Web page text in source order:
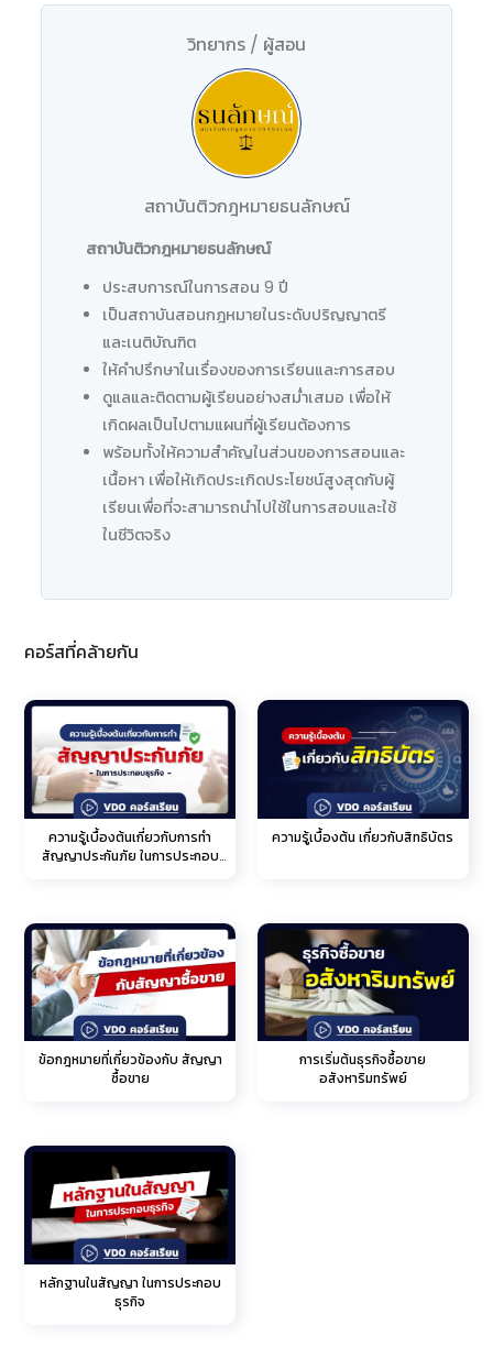
วิทยากร / ผู้สอน
สถาบันติวกฎหมายธนลักษณ์
สถาบันติวกฎหมายธนลักษณ์
ประสบการณ์ในการสอน 9 ปี
เป็นสถาบันสอนกฎหมายในระดับปริญญาตรี
และเนติบัณฑิต
ให้คำปรึกษาในเรื่องของการเรียนและการสอบ
ดูแลและติดตามผู้เรียนอย่างสม่ำเสมอ เพื่อให้
เกิดผลเป็นไปตามแผนที่ผู้เรียนต้องการ
พร้อมทั้งให้ความสำคัญในส่วนของการสอนและ
เนื้อหา เพื่อให้เกิดประเกิดประโยชน์สูงสุดกับผู้
เรียนเพื่อที่จะสามารถนำไปใช้ในการสอบและใช้
ในชีวิตจริง
คอร์สที่คล้ายกัน
ความรู้เบื้องต้นเกี่ยวกับการทำ
สัญญาประกันภัย ในการประกอบ
ความรู้เบื้องต้น เกี่ยวกับสิทธิบัตร
ข้อกฎหมายที่เกี่ยวข้องกับ สัญญา
ซื้อขาย
การเริ่มต้นธุรกิจซื้อขาย
อสังหาริมทรัพย์
หลักฐานในสัญญา ในการประกอบ
ธุรกิจ